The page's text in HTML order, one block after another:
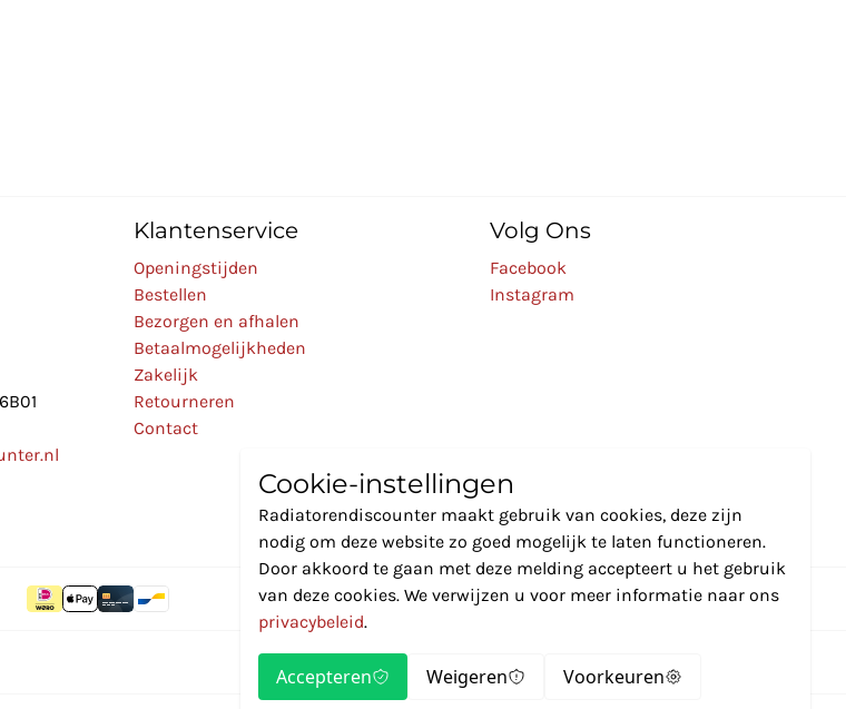
Klantenservice
Openingstijden
Bestellen
Bezorgen en afhalen
Betaalmogelijkheden
Zakelijk
Retourneren
Contact
Volg Ons
Facebook
Instagram
Cookie-instellingen
Radiatorendiscounter maakt gebruik van cookies, deze zijn
nodig om deze website zo goed mogelijk te laten functioneren.
Door akkoord te gaan met deze melding accepteert u het gebruik
van deze cookies. We verwijzen u voor meer informatie naar ons
privacybeleid.
Accepteren Weigeren Voorkeuren